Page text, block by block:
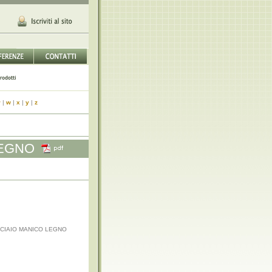
| w | x | y | z
MANICO LEGNO